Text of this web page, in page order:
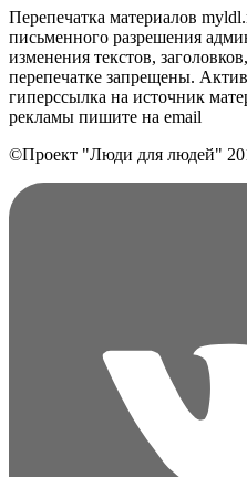
Перепечатка материалов
письменного разрешения
изменения текстов,
перепечатке запрещены.
гиперссылка на источник
рекламы пишите на еmail
©Проект "Люди для людей"